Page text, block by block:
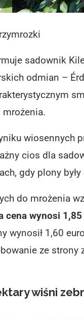
sadownik
odmian –
mrożenia.
wiosennych
cios dla
gdy plony były
do mrożenia
cena wynosi
wynosił 1,60
ze strony
wiśni